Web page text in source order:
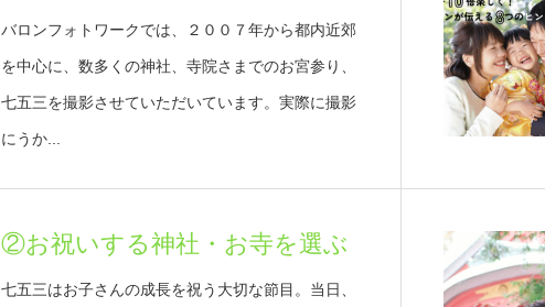
バロンフォトワークでは、２００７年から都内近郊
を中心に、数多くの神社、寺院さまでのお宮参り、
七五三を撮影させていただいています。実際に撮影
にうか...
②お祝いする神社・お寺を選ぶ
七五三はお子さんの成長を祝う大切な節目。当日、